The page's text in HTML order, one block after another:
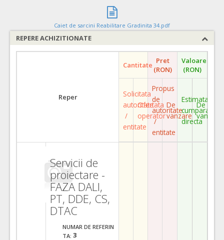
Caiet de sarcini Reabilitare Gradinita 34.pdf
REPERE ACHIZITIONATE
Reper
Cantitate Pret
(RON)
Valoare
(RON)
Solicitata
autoritate
/
entitate
Ofertata
operator
Propus
de
autoritate
/
entitate
De
vanzare
Estimata
cumparare
directa
De
vanzare
Servicii de
proiectare -
FAZA DALI,
PT, DDE, CS,
DTAC
NUMAR DE REFERIN
TA: 3